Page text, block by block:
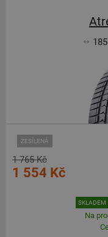
185
ZESÍLENÁ
1 765 Kč
1 554 Kč
SKLADEM
Na